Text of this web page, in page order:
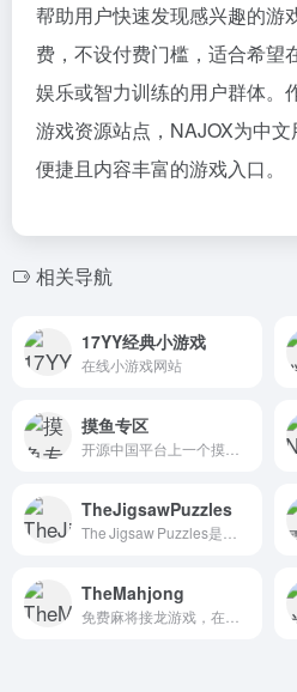
帮助用户快速发现感兴趣的游
费，不设付费门槛，适合希望
娱乐或智力训练的用户群体。
游戏资源站点，NAJOX为中文
便捷且内容丰富的游戏入口。
相关导航
17YY经典小游戏
在线小游戏网站
摸鱼专区
TheJigsawPuzzles
TheMahjong